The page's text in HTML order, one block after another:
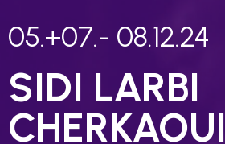
05.+07.- 08.12.24
SIDI LARBI
CHERKAOUI